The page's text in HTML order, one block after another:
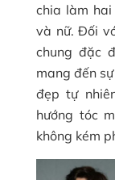
chia làm
và nữ. Đối
chung đặc
mang đến
đẹp tự
hướng tóc
không kém